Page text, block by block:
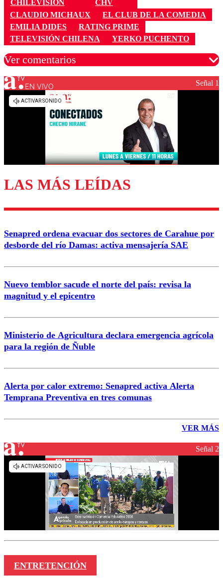
CHILEVISIÓN
CHV
CLAUDIO MICHAUX
EL CLUB DE LA COMEDIA
EMILIA DIDES
RATING PRIME
TELEVISIÓN CHILENA
YERKO PUCHENTO
Ver comentarios
Los comentarios son moderados para garantizar un
diálogo respetuoso.
Enviar comentario
EN VIVO Señal 1
LAS MÁS LEÍDAS
Senapred ordena evacuar dos sectores de Carahue por
desborde del río Damas: activa mensajería SAE
Nuevo temblor sacude el norte del país: revisa la
magnitud y el epicentro
Ministerio de Agricultura declara emergencia agrícola
para la región de Ñuble
Alerta por calor extremo: Senapred activa Alerta
Temprana Preventiva en tres comunas
VER MÁS
Señal 2
ENTRETENCIÓN